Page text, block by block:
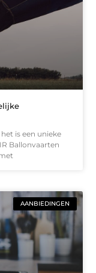
is een unieke
Ballonvaarten
AANBIEDINGEN